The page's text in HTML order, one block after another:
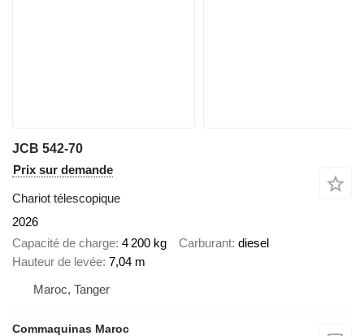
JCB 542-70
Prix sur demande
Chariot télescopique
2026
Capacité de charge 4 200 kg Carburant diesel
Hauteur de levée 7,04 m
Maroc, Tanger
Commaquinas Maroc